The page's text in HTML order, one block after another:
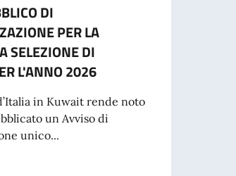
DI
PER LA
SELEZIONE DI
L'ANNO 2026
in Kuwait rende noto
un Avviso di
unico...